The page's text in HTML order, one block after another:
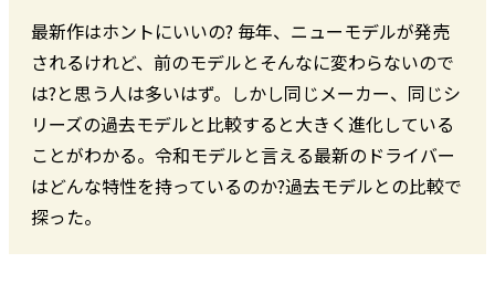
最新作はホントにいいの? 毎年、ニューモデルが発売
されるけれど、前のモデルとそんなに変わらないので
は?と思う人は多いはず。しかし同じメーカー、同じシ
リーズの過去モデルと比較すると大きく進化している
ことがわかる。令和モデルと言える最新のドライバー
はどんな特性を持っているのか?過去モデルとの比較で
探った。